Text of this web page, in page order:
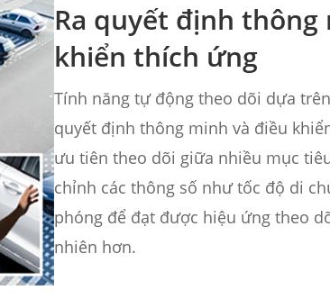
Ra quyết định thông
khiển thích ứng
Tính năng tự động theo dõi dựa
quyết định thông minh và điều
ưu tiên theo dõi giữa nhiều mục
chỉnh các thông số như tốc độ di
phóng để đạt được hiệu ứng theo
nhiên hơn.